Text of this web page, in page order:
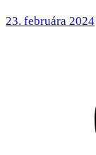
23. februára 2024